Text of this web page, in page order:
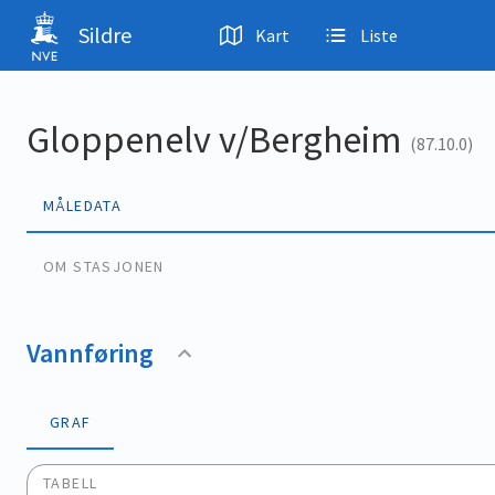
Hopp til hovedinnhold
Sildre Kart Liste
Gloppenelv v/Bergheim (87.10.0)
MÅLEDATA
OM STASJONEN
Vannføring
GRAF
TABELL